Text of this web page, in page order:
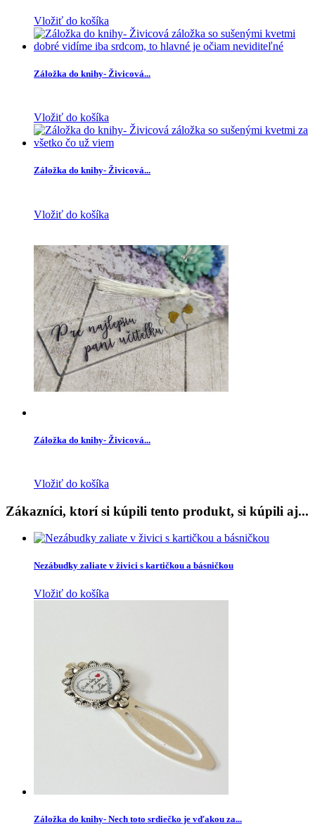
Vložiť do košíka
Záložka do knihy- Živicová...
Vložiť do košíka
Záložka do knihy- Živicová...
Vložiť do košíka
Záložka do knihy- Živicová...
Vložiť do košíka
Zákazníci, ktorí si kúpili tento produkt, si kúpili aj...
Nezábudky zaliate v živici s kartičkou a básničkou
Vložiť do košíka
Záložka do knihy- Nech toto srdiečko je vďakou za...